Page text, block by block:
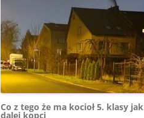
Co z tego że ma kocioł 5. klasy jak
dalej kopci